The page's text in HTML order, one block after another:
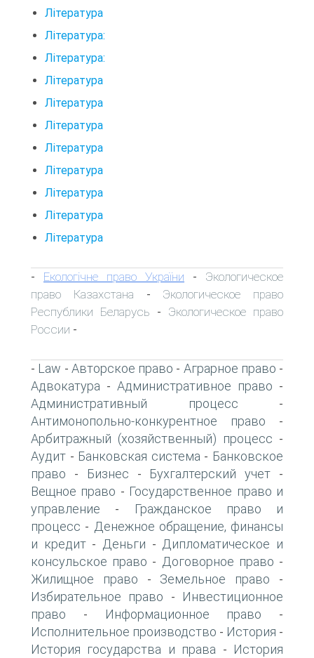
Література
Література:
Література:
Література
Література
Література
Література
Література
Література
Література
Література
- Екологічне право України - Экологическое
право Казахстана - Экологическое право
Республики Беларусь - Экологическое право
России -
- Law - Авторское право - Аграрное право -
Адвокатура - Административное право -
Административный процесс -
Антимонопольно-конкурентное право -
Арбитражный (хозяйственный) процесс -
Аудит - Банковская система - Банковское
право - Бизнес - Бухгалтерский учет -
Вещное право - Государственное право и
управление -
Гражданское право и
процесс - Денежное обращение, финансы
и кредит- Деньги - Дипломатическое и
консульское право - Договорное право -
Жилищное право - Земельное право -
Избирательное право -
Инвестиционное
право - Информационное право -
Исполнительное производство - История -
История государства и права -
История